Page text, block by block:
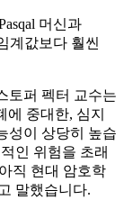
머신과
계값보다 훨씬
토퍼 펙터 교수는
중대한, 심지
성이 상당히 높습
인 위험을 초래
직 현대 암호학
말했습니다.